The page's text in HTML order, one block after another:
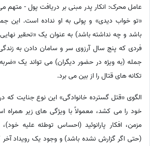
عامل محرک: انکار پدر مبنی بر دریافت پول - متهم
«تو خواب دیدی» و پولی به او نداده است. این
باشد و چه نداشته باشد) به عنوان یک «تحقیر
فردی که پنج سال آرزوی سر و سامان دادن به
جمله (به ویژه در حضور دیگران) می تواند یک
تکانه های قتال را از بین می برد.
الگوی «قتل گسترده خانوادگی» این نوع جنایت که
خود را می کشد، معمولاً با ویژگی های زیر
مزمن، افکار پارانوئید (احساس توطئه علیه
(حتی اگر گزارش نشده باشد) و وجود یک رویداد آخر